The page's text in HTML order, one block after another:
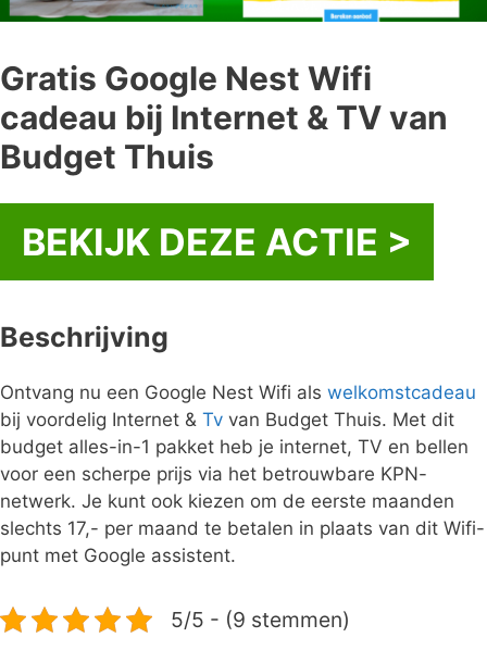
Gratis Google Nest Wifi
cadeau bij Internet & TV van
Budget Thuis
BEKIJK DEZE ACTIE >
Beschrijving
Ontvang nu een Google Nest Wifi als welkomstcadeau
bij voordelig Internet & Tv van Budget Thuis. Met dit
budget alles-in-1 pakket heb je internet, TV en bellen
voor een scherpe prijs via het betrouwbare KPN-
netwerk. Je kunt ook kiezen om de eerste maanden
slechts 17,- per maand te betalen in plaats van dit Wifi-
punt met Google assistent.
5/5 - (9 stemmen)